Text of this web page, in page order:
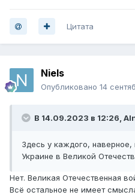
Цитата
Niels
Опубликовано 14
В 14.09.2023 в 12:26,
Здесь у каждого,
Украине в Великой
Нет. Великая Отечественная
Всё остальное не имеет